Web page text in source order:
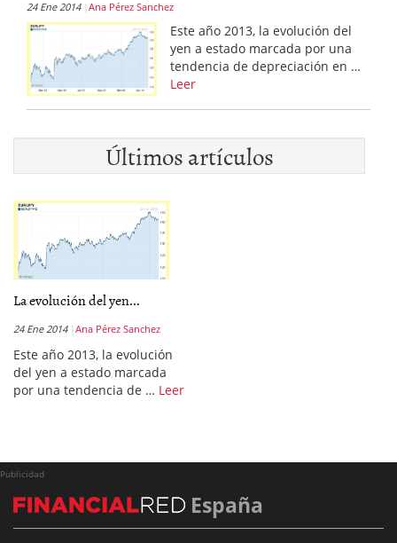
24 Ene 2014 Ana Pérez Sanchez
Este año 2013, la evolución del
yen a estado marcada por una
tendencia de depreciación en …
Leer
Últimos artículos
La evolución del yen...
24 Ene 2014 Ana Pérez Sanchez
Este año 2013, la evolución
del yen a estado marcada
por una tendencia de … Leer
Publicidad
España